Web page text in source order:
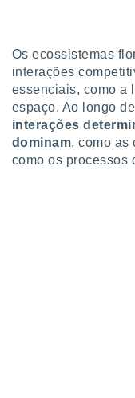
no
como
lhe
e
com
Pode
Os ecossistemas
interações
essenciais, como a
espaço. Ao longo
interações
dominam, como as
como os processos